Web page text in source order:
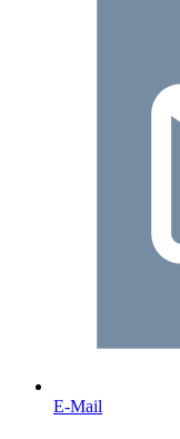
E-Mail